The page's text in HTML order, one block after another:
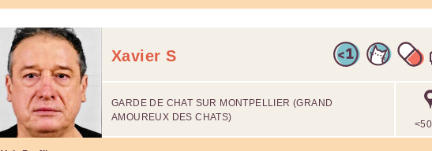
Xavier S
GARDE DE CHAT SUR MONTPELLIER (GRAND
AMOUREUX DES CHATS)